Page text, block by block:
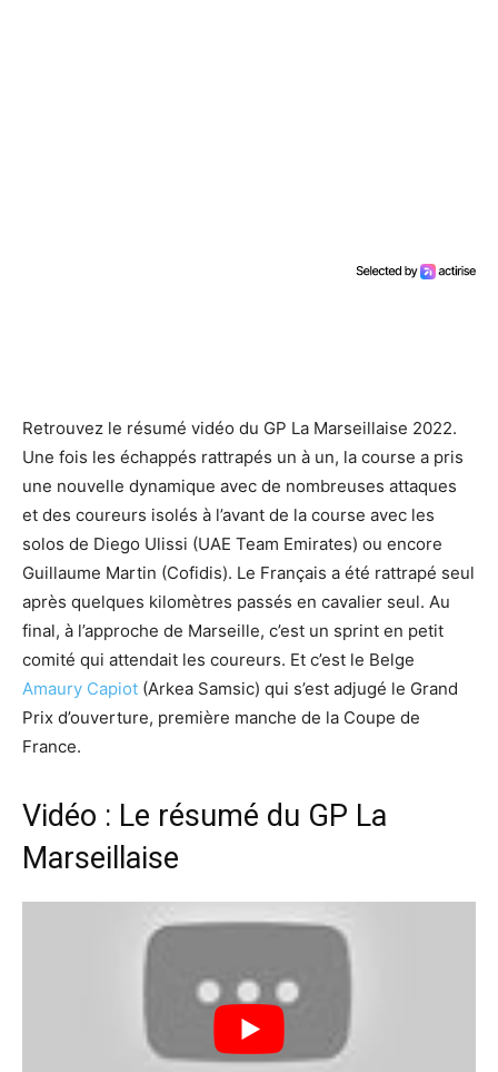
Retrouvez le résumé vidéo du GP La Marseillaise 2022.
Une fois les échappés rattrapés un à un, la course a pris
une nouvelle dynamique avec de nombreuses attaques
et des coureurs isolés à l’avant de la course avec les
solos de Diego Ulissi (UAE Team Emirates) ou encore
Guillaume Martin (Cofidis). Le Français a été rattrapé seul
après quelques kilomètres passés en cavalier seul. Au
final, à l’approche de Marseille, c’est un sprint en petit
comité qui attendait les coureurs. Et c’est le Belge
Amaury Capiot (Arkea Samsic) qui s’est adjugé le Grand
Prix d’ouverture, première manche de la Coupe de
France.
Vidéo : Le résumé du GP La
Marseillaise